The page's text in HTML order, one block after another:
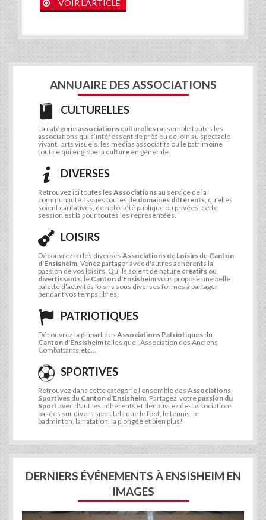
VOIR L'ARTICLE
ANNUAIRE DES ASSOCIATIONS
CULTURELLES
La catégorieassociations culturelles rassemble toutes les
associations qui s’intéressent de près ou de loin au spectacle
vivant, arts visuels, les médias associatifs ou le patrimoine
tout ce qui englobe la culture en générale.
DIVERSES
Retrouvez ici toutes les Associationsau service de la
communauté. Issues toutes de domaines différents, qu'elles
soient caritatives, de notoriété publique ou privées, cette
session est là pour toutes les représentées.
LOISIRS
Découvrez ici les diverses Associations de Loisirs du Canton
d'Ensisheim. Venez partager avec d'autres adhérents la
passion de vos loisirs. Qu'ils soient de nature créatifs ou
divertissants, le Canton d'Ensisheimvous propose une belle
palette d'activités loisirs sous diverses formes à partager
pendant vos temps libres.
PATRIOTIQUES
Découvrez la plupart des Associations Patriotiques du
Canton d'Ensisheimtelles que l'Association des Anciens
Combattants,etc...
SPORTIVES
Retrouvez dans cette catégorie l'ensemble des Associations
Sportives du Canton d'Ensisheim. Partagez votre passion du
Sport avec d'autres adhérents et découvrez des associations
basées sur divers sport tels que le foot, le tennis, le
badminton, la natation, la plongée et bien plus!
DERNIERS ÉVÉNEMENTS À ENSISHEIM EN
IMAGES